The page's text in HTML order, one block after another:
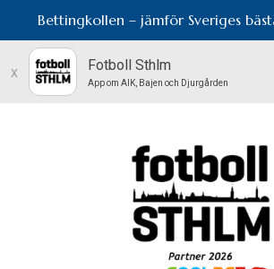
Bettingkollen – jämför Sveriges
x Fotboll Sthlm
App om AIK, Bajen och Djurgården